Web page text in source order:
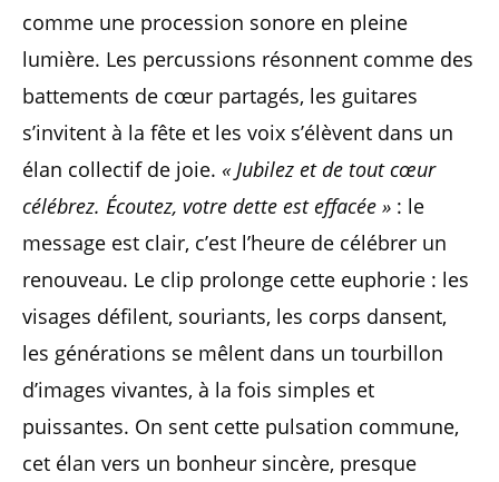
comme une procession sonore en pleine
lumière. Les percussions résonnent comme des
battements de cœur partagés, les guitares
s’invitent à la fête et les voix s’élèvent dans un
élan collectif de joie. « Jubilez et de tout cœur
célébrez. Écoutez, votre dette est effacée » : le
message est clair, c’est l’heure de célébrer un
renouveau. Le clip prolonge cette euphorie : les
visages défilent, souriants, les corps dansent,
les générations se mêlent dans un tourbillon
d’images vivantes, à la fois simples et
puissantes. On sent cette pulsation commune,
cet élan vers un bonheur sincère, presque